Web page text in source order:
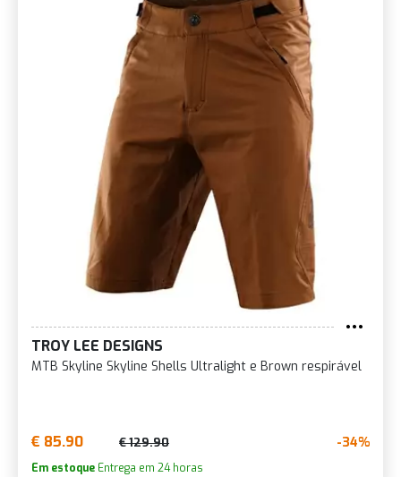
TROY LEE DESIGNS
MTB Skyline Skyline Shells Ultralight e Brown respirável
€ 85.90 € 129.90 -34%
Em estoque Entrega em 24 horas